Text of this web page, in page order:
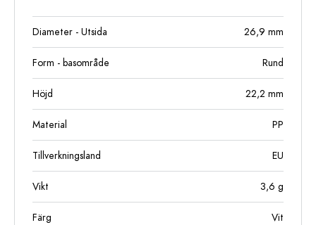
Diameter - Utsida 26,9 mm
Form - basområde Rund
Höjd 22,2 mm
Material PP
Tillverkningsland EU
Vikt 3,6 g
Färg Vit